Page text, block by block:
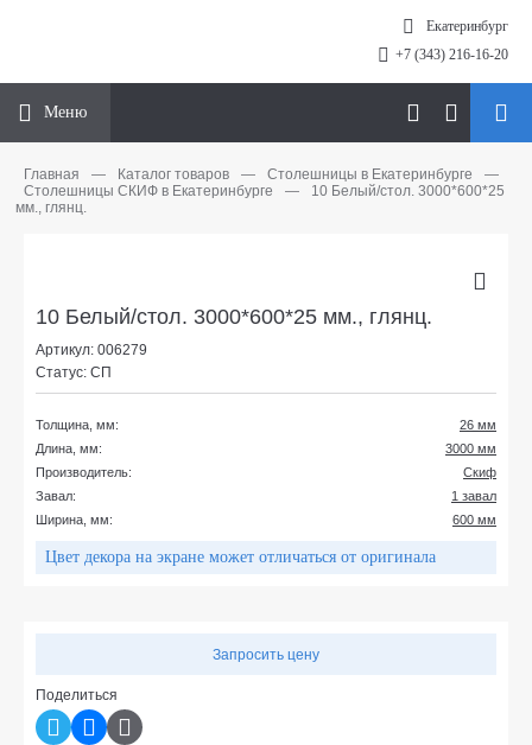
Екатеринбург
+7 (343) 216-16-20
Меню
Главная — Каталог товаров — Столешницы в Екатеринбурге
—
Столешницы СКИФ в Екатеринбурге
—
10 Белый/стол. 3000*600*25
мм., глянц.
10 Белый/стол. 3000*600*25 мм., глянц.
Артикул: 006279
Статус: СП
Толщина, мм:
26 мм
Длина, мм:
3000 мм
Производитель:
Скиф
Завал:
1 завал
Ширина, мм:
600 мм
Цвет декора на экране может отличаться от оригинала
Запросить цену
Поделиться